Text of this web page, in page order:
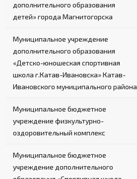
дополнительного образования
детей» города Магнитогорска
Муниципальное учреждение
дополнительного образования
«Детско-юношеская спортивная
школа г.Катав-Ивановска» Катав-
Ивановского муниципального района
Муниципальное бюджетное
учреждение физкультурно-
оздоровительный комплекс
Муниципальное бюджетное
учреждение дополнительного